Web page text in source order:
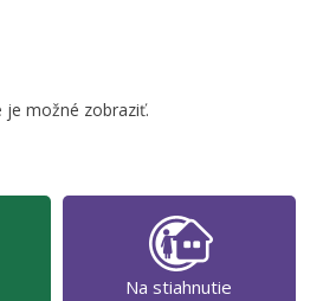
je možné zobraziť.
Na stiahnutie